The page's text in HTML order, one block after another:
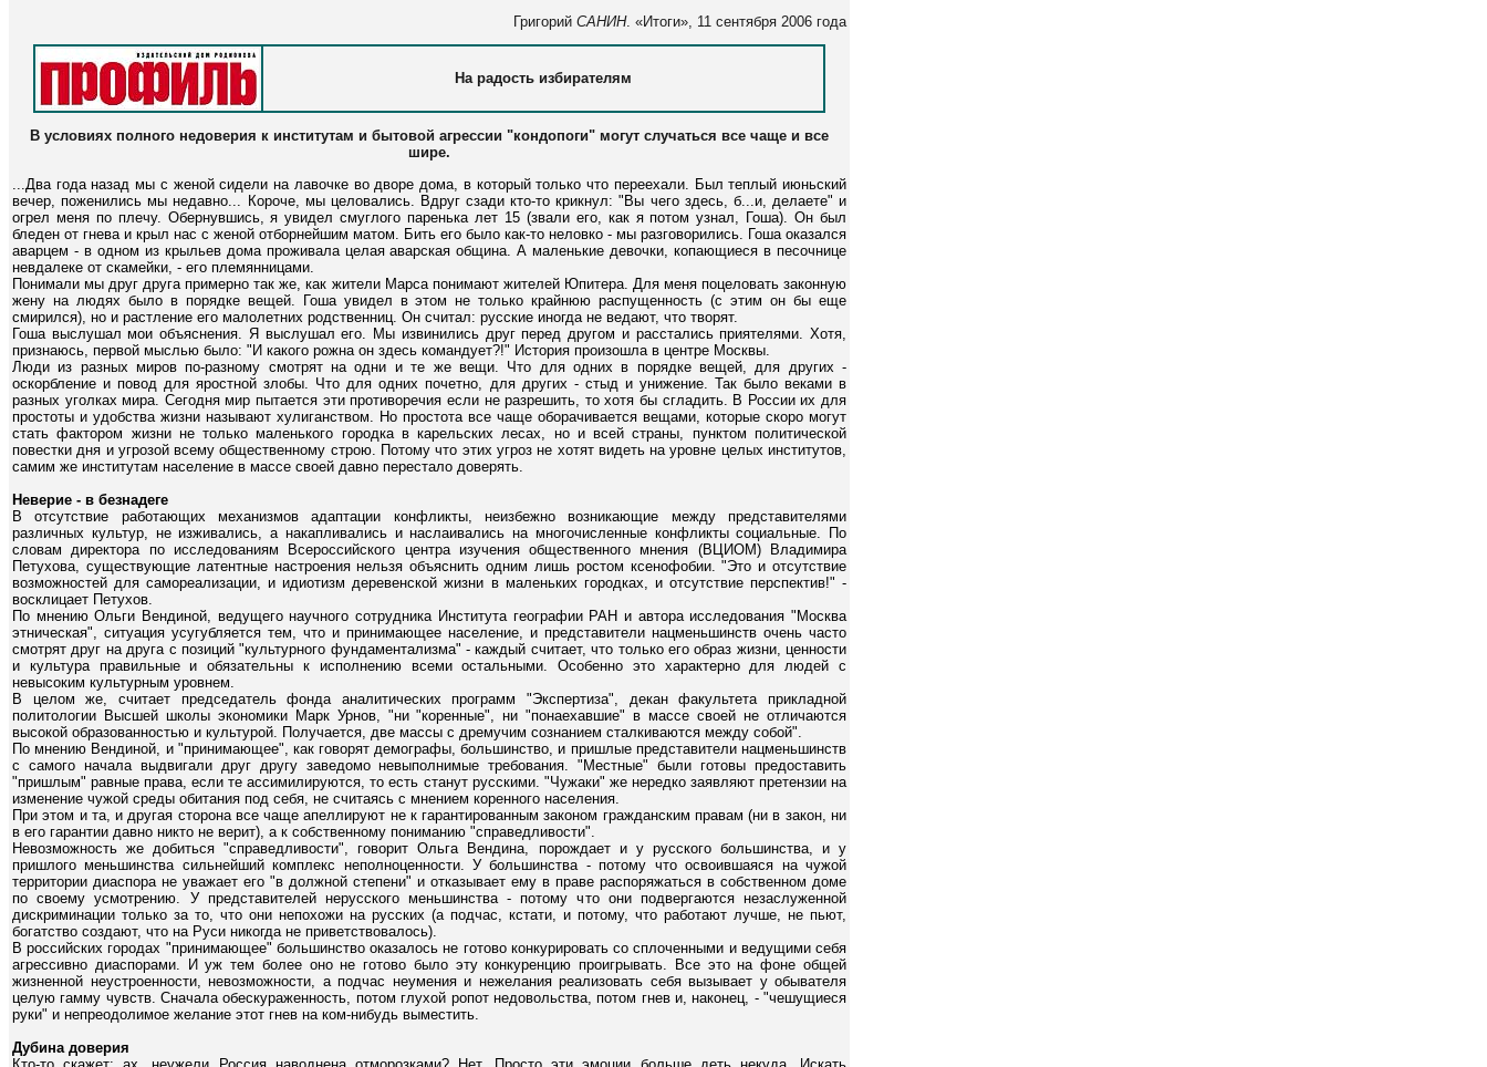
Григорий САНИН. «Итоги», 11 сентября 2006 года
На радость избирателям
В условиях полного недоверия к институтам и бытовой агрессии "кондопоги" могут случаться все чаще и все
шире.
...Два года назад мы с женой сидели на лавочке во дворе дома, в который только что переехали. Был теплый июньский
вечер, поженились мы недавно... Короче, мы целовались. Вдруг сзади кто-то крикнул: "Вы чего здесь, б...и, делаете" и
огрел меня по плечу. Обернувшись, я увидел смуглого паренька лет 15 (звали его, как я потом узнал, Гоша). Он был
бледен от гнева и крыл нас с женой отборнейшим матом. Бить его было как-то неловко - мы разговорились. Гоша оказался
аварцем - в одном из крыльев дома проживала целая аварская община. А маленькие девочки, копающиеся в песочнице
невдалеке от скамейки, - его племянницами.
Понимали мы друг друга примерно так же, как жители Марса понимают жителей Юпитера. Для меня поцеловать законную
жену на людях было в порядке вещей. Гоша увидел в этом не только крайнюю распущенность (с этим он бы еще
смирился), но и растление его малолетних родственниц. Он считал: русские иногда не ведают, что творят.
Гоша выслушал мои объяснения. Я выслушал его. Мы извинились друг перед другом и расстались приятелями. Хотя,
признаюсь, первой мыслью было: "И какого рожна он здесь командует?!" История произошла в центре Москвы.
Люди из разных миров по-разному смотрят на одни и те же вещи. Что для одних в порядке вещей, для других -
оскорбление и повод для яростной злобы. Что для одних почетно, для других - стыд и унижение. Так было веками в
разных уголках мира. Сегодня мир пытается эти противоречия если не разрешить, то хотя бы сгладить. В России их для
простоты и удобства жизни называют хулиганством. Но простота все чаще оборачивается вещами, которые скоро могут
стать фактором жизни не только маленького городка в карельских лесах, но и всей страны, пунктом политической
повестки дня и угрозой всему общественному строю. Потому что этих угроз не хотят видеть на уровне целых институтов,
самим же институтам население в массе своей давно перестало доверять.
Неверие - в безнадеге
В отсутствие работающих механизмов адаптации конфликты, неизбежно возникающие между представителями
различных культур, не изживались, а накапливались и наслаивались на многочисленные конфликты социальные. По
словам директора по исследованиям Всероссийского центра изучения общественного мнения (ВЦИОМ) Владимира
Петухова, существующие латентные настроения нельзя объяснить одним лишь ростом ксенофобии. "Это и отсутствие
возможностей для самореализации, и идиотизм деревенской жизни в маленьких городках, и отсутствие перспектив!" -
восклицает Петухов.
По мнению Ольги Вендиной, ведущего научного сотрудника Института географии РАН и автора исследования "Москва
этническая", ситуация усугубляется тем, что и принимающее население, и представители нацменьшинств очень часто
смотрят друг на друга с позиций "культурного фундаментализма" - каждый считает, что только его образ жизни, ценности
и культура правильные и обязательны к исполнению всеми остальными. Особенно это характерно для людей с
невысоким культурным уровнем.
В целом же, считает председатель фонда аналитических программ "Экспертиза", декан факультета прикладной
политологии Высшей школы экономики Марк Урнов, "ни "коренные", ни "понаехавшие" в массе своей не отличаются
высокой образованностью и культурой. Получается, две массы с дремучим сознанием сталкиваются между собой".
По мнению Вендиной, и "принимающее", как говорят демографы, большинство, и пришлые представители нацменьшинств
с самого начала выдвигали друг другу заведомо невыполнимые требования. "Местные" были готовы предоставить
"пришлым" равные права, если те ассимилируются, то есть станут русскими. "Чужаки" же нередко заявляют претензии на
изменение чужой среды обитания под себя, не считаясь с мнением коренного населения.
При этом и та, и другая сторона все чаще апеллируют не к гарантированным законом гражданским правам (ни в закон, ни
в его гарантии давно никто не верит), а к собственному пониманию "справедливости".
Невозможность же добиться "справедливости", говорит Ольга Вендина, порождает и у русского большинства, и у
пришлого меньшинства сильнейший комплекс неполноценности. У большинства - потому что освоившаяся на чужой
территории диаспора не уважает его "в должной степени" и отказывает ему в праве распоряжаться в собственном доме
по своему усмотрению. У представителей нерусского меньшинства - потому что они подвергаются незаслуженной
дискриминации только за то, что они непохожи на русских (а подчас, кстати, и потому, что работают лучше, не пьют,
богатство создают, что на Руси никогда не приветствовалось).
В российских городах "принимающее" большинство оказалось не готово конкурировать со сплоченными и ведущими себя
агрессивно диаспорами. И уж тем более оно не готово было эту конкуренцию проигрывать. Все это на фоне общей
жизненной неустроенности, невозможности, а подчас неумения и нежелания реализовать себя вызывает у обывателя
целую гамму чувств. Сначала обескураженность, потом глухой ропот недовольства, потом гнев и, наконец, - "чешущиеся
руки" и непреодолимое желание этот гнев на ком-нибудь выместить.
Дубина доверия